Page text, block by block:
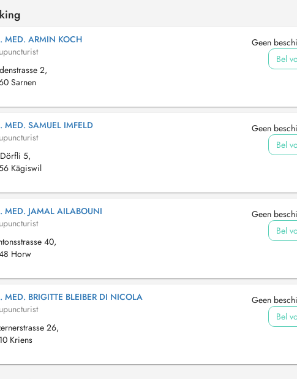
MED. ARMIN KOCH
2,
Sarnen
Geen
Bel
MED. SAMUEL IMFELD
5,
Kägiswil
Geen
Bel
MED. JAMAL AILABOUNI
40,
Horw
Geen
Bel
MED. BRIGITTE BLEIBER DI NICOLA
26,
Kriens
Geen
Bel